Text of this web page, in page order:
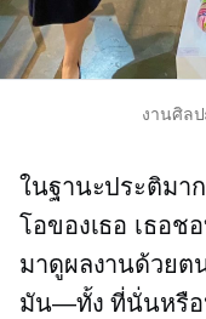
งานศิลป
ในฐานะประติมา
โอของเธอ เธอช
มาดูผลงานด้วยต
มัน—ทั้ง ที่นั่นหรือ